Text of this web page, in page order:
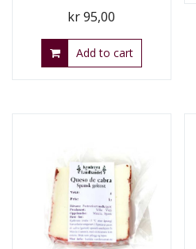
kr95,00
Add to cart